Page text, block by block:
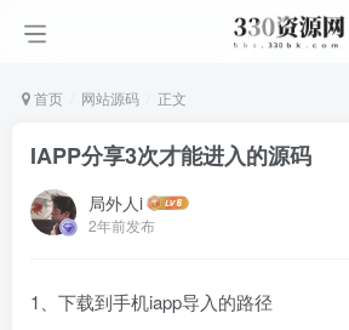
首页 网站源码 正文
IAPP分享3次才能进入的源码
局外人i
2年前发布
1、下载到手机iapp导入的路径